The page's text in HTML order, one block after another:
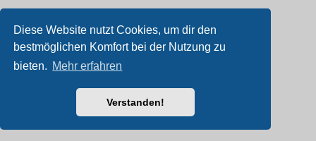
Diese Website nutzt Cookies, um dir den
bestmöglichen Komfort bei der Nutzung zu
bieten. Mehr erfahren
Verstanden!